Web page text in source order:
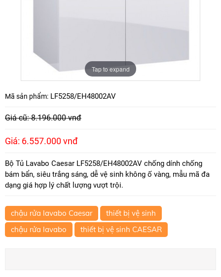
Tap to expand
Mã sản phẩm: LF5258/EH48002AV
Giá cũ: 8.196.000 vnđ
Giá: 6.557.000 vnđ
Bộ Tủ Lavabo Caesar LF5258/EH48002AV chống dính chống
bám bẩn, siêu trắng sáng, dễ vệ sinh không ố vàng, mẫu mã đa
dạng giá hợp lý chất lượng vượt trội.
chậu rửa lavabo Caesar
thiết bị vệ sinh
chậu rửa lavabo
thiết bị vệ sinh CAESAR